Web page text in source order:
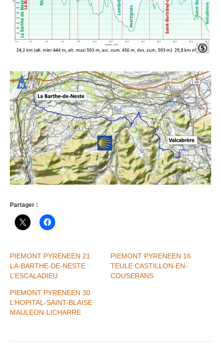
Partager :
PIEMONT PYRENEEN 21
LA-BARTHE-DE-NESTE
L’ESCALADIEU
PIEMONT PYRENEEN 16
TEULE CASTILLON-EN-
COUSERANS
PIEMONT PYRENEEN 30
L’HOPITAL-SAINT-BLAISE
MAULEON-LICHARRE